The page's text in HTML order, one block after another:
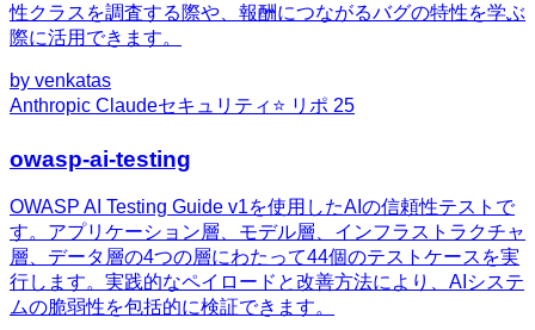
性クラスを調査する際や、報酬につながるバグの特性を学ぶ
際に活用できます。
by venkatas
Anthropic Claudeセキュリティ ⭐ リポ 25
owasp-ai-testing
OWASP AI Testing Guide v1を使用したAIの信頼性テストで
す。アプリケーション層、モデル層、インフラストラクチャ
層、データ層の4つの層にわたって44個のテストケースを実
行します。実践的なペイロードと改善方法により、AIシステ
ムの脆弱性を包括的に検証できます。